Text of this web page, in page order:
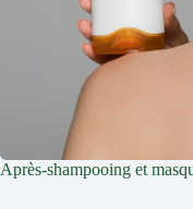
Après-shampooing et